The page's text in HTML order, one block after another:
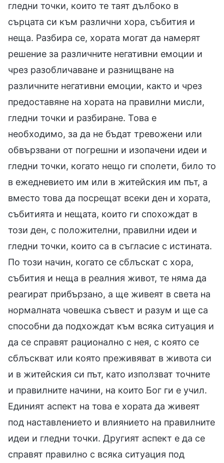
гледни точки, които те таят дълбоко в
сърцата си към различни хора, събития и
неща. Разбира се, хората могат да намерят
решение за различните негативни емоции и
чрез разобличаване и разнищване на
различните негативни емоции, както и чрез
предоставяне на хората на правилни мисли,
гледни точки и разбиране. Това е
необходимо, за да не бъдат тревожени или
обвързвани от погрешни и изопачени идеи и
гледни точки, когато нещо ги сполети, било то
в ежедневието им или в житейския им път, а
вместо това да посрещат всеки ден и хората,
събитията и нещата, които ги спохождат в
този ден, с положителни, правилни идеи и
гледни точки, които са в съгласие с истината.
По този начин, когато се сблъскат с хора,
събития и неща в реалния живот, те няма да
реагират прибързано, а ще живеят в света на
нормалната човешка съвест и разум и ще са
способни да подхождат към всяка ситуация и
да се справят рационално с нея, с която се
сблъскват или която преживяват в живота си
и в житейския си път, като използват точните
и правилните начини, на които Бог ги е учил.
Единият аспект на това е хората да живеят
под наставлението и влиянието на правилните
идеи и гледни точки. Другият аспект е да се
справят правилно с всяка ситуация под